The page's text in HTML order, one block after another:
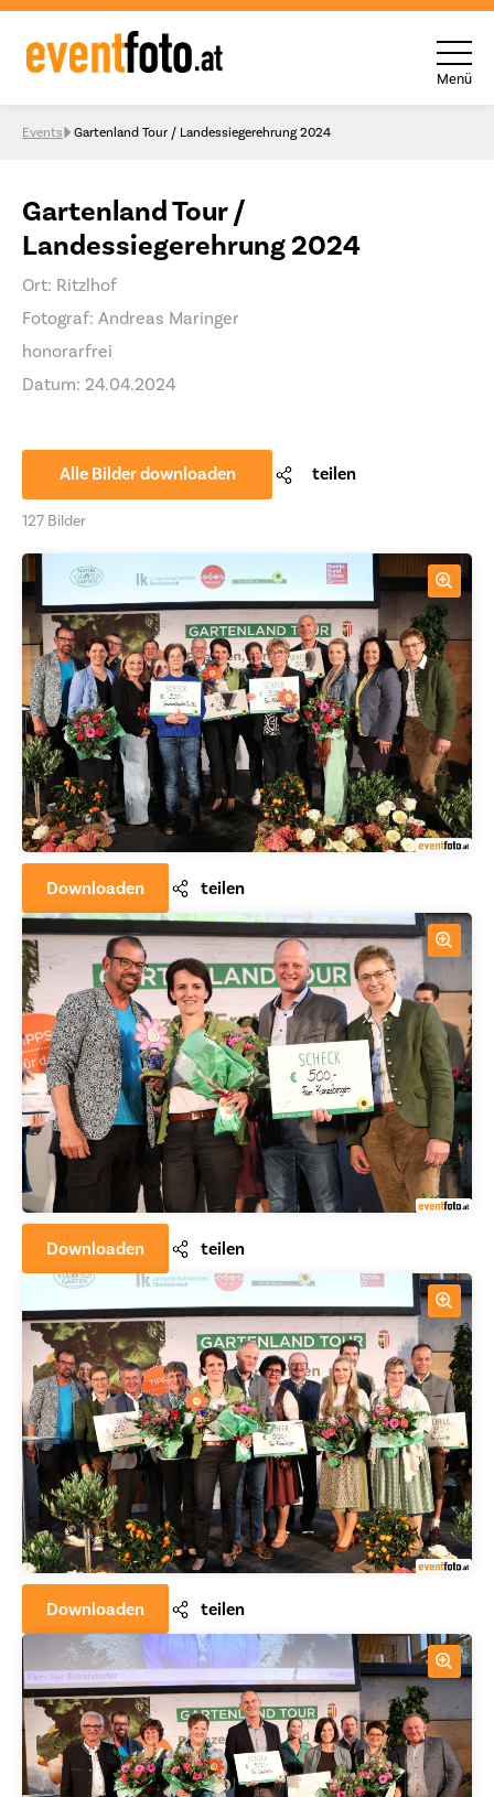
Skip to content
Menü
Events Gartenland Tour / Landessiegerehrung 2024
Gartenland Tour /
Landessiegerehrung 2024
Ort: Ritzlhof
Fotograf: Andreas Maringer
honorarfrei
Datum: 24.04.2024
Alle Bilder downloaden teilen
127 Bilder
Downloaden teilen
Downloaden teilen
Downloaden teilen